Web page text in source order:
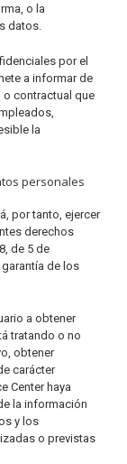
o la
datos.
por el
a informar de
o contractual que
la
personales
por tanto, ejercer
derechos
de 5 de
de los
a obtener
tratando o no
obtener
carácter
Center haya
la información
y los
o previstas